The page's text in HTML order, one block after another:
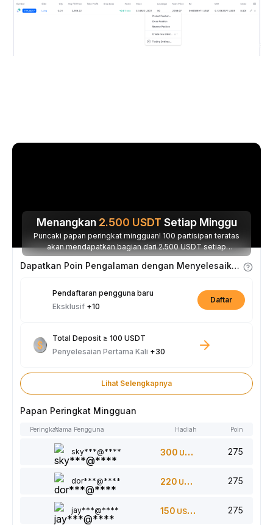
Menangkan 2.500 USDT Setiap Minggu
Puncaki papan peringkat mingguan! 100 partisipan teratas
akan mendapatkan bagian dari 2.500 USDT setiap
minggunya.
Dapatkan Poin Pengalaman dengan Menyelesaikan Tugas
Pendaftaran pengguna baru
Eksklusif +10
Daftar
Total Deposit ≥ 100 USDT
Penyelesaian Pertama Kali +30
Lihat Selengkapnya
Papan Peringkat Mingguan
PeringkatNama Pengguna Hadiah Poin
sky***@**** 300 USDT 275
dor***@**** 220 USDT 275
jay***@**** 150 USDT 275